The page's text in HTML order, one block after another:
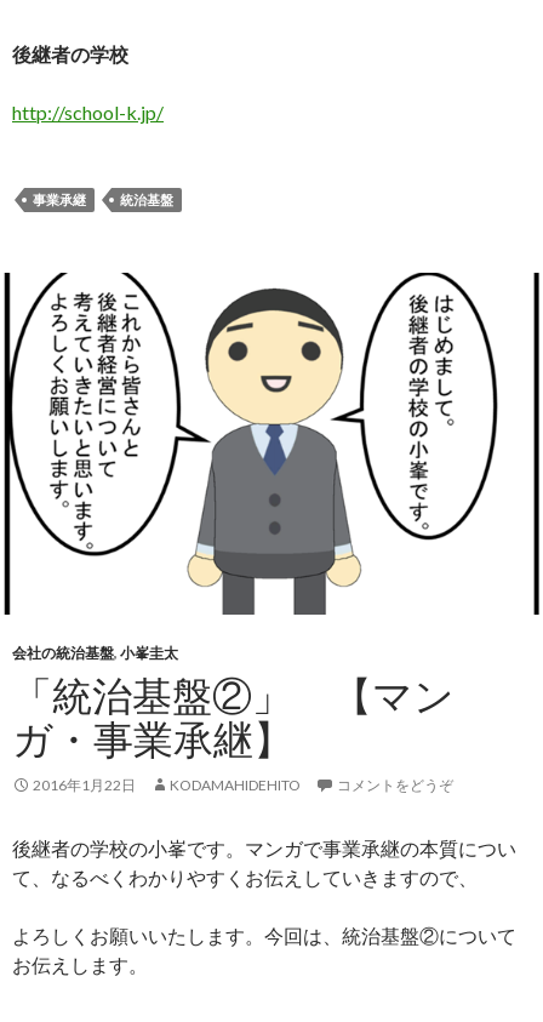
後継者の学校
http://school-k.jp/
事業承継 統治基盤
会社の統治基盤, 小峯圭太
「統治基盤②」 【マン
ガ・事業承継】
2016年1月22日 KODAMAHIDEHITO コメントをどうぞ
後継者の学校の小峯です。マンガで事業承継の本質につい
て、なるべくわかりやすくお伝えしていきますので、
よろしくお願いいたします。今回は、統治基盤②について
お伝えします。